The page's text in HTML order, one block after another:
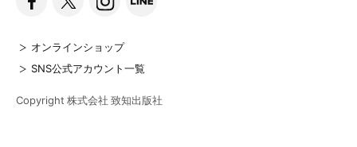
オンラインショップ
SNS公式アカウント一覧
Copyright 株式会社 致知出版社